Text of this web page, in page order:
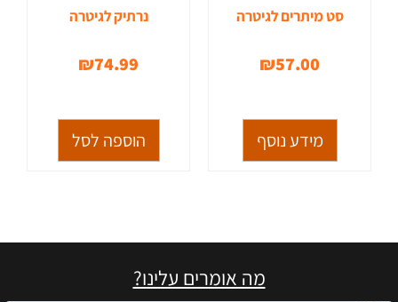
סט מיתרים לגיטרה
₪57.00
מידע נוסף
נרתיק לגיטרה
₪74.99
הוספה לסל
מה אומרים עלינו?